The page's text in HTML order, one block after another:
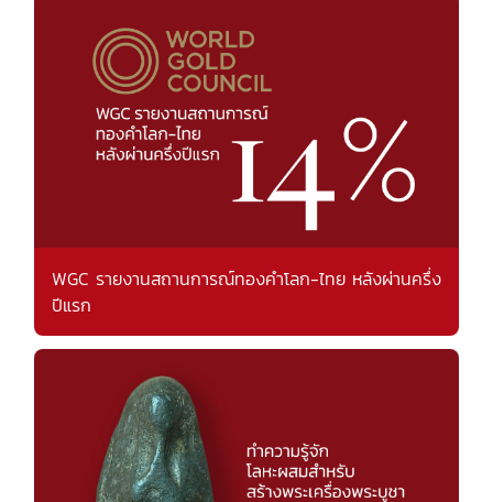
WGC รายงานสถานการณ์ทองคำโลก-ไทย หลังผ่านครึ่ง
ปีแรก